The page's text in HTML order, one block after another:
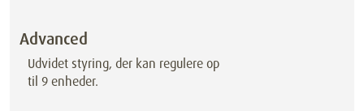
Advanced
Udvidet styring, der kan regulere op
til 9 enheder.